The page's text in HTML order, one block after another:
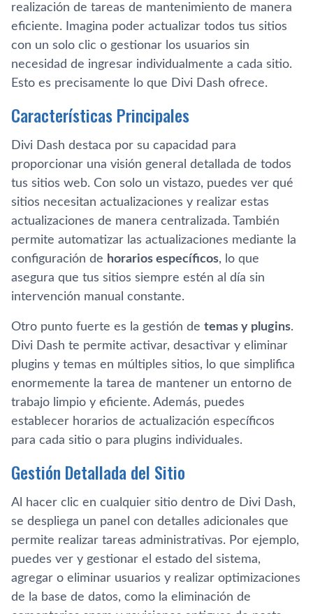
realización de tareas de mantenimiento de manera
eficiente. Imagina poder actualizar todos tus sitios
con un solo clic o gestionar los usuarios sin
necesidad de ingresar individualmente a cada sitio.
Esto es precisamente lo que Divi Dash ofrece.
Características Principales
Divi Dash destaca por su capacidad para
proporcionar una visión general detallada de todos
tus sitios web. Con solo un vistazo, puedes ver qué
sitios necesitan actualizaciones y realizar estas
actualizaciones de manera centralizada. También
permite automatizar las actualizaciones mediante la
configuración de horarios específicos, lo que
asegura que tus sitios siempre estén al día sin
intervención manual constante.
Otro punto fuerte es la gestión de temas y plugins.
Divi Dash te permite activar, desactivar y eliminar
plugins y temas en múltiples sitios, lo que simplifica
enormemente la tarea de mantener un entorno de
trabajo limpio y eficiente. Además, puedes
establecer horarios de actualización específicos
para cada sitio o para plugins individuales.
Gestión Detallada del Sitio
Al hacer clic en cualquier sitio dentro de Divi Dash,
se despliega un panel con detalles adicionales que
permite realizar tareas administrativas. Por ejemplo,
puedes ver y gestionar el estado del sistema,
agregar o eliminar usuarios y realizar optimizaciones
de la base de datos, como la eliminación de